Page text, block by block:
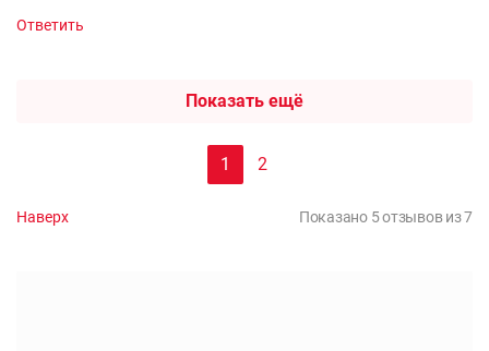
Ответить
Показать ещё
1 2
Наверх Показано 5 отзывов из 7